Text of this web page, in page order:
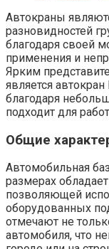
Автокраны
разновидностей
благодаря своей
применения и
Ярким
является
благодаря
подходит для
Общие
Автомобильная
размерах
позволяющей
оборудованных
отмечают не
автомобиля, что